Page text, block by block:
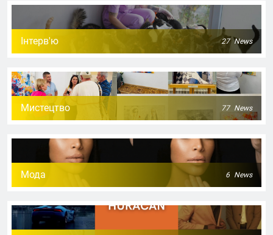
Інтерв'ю 27 News
Мистецтво 77 News
Мода 6 News